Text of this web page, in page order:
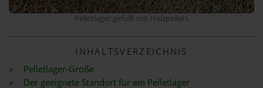
Pelletlager gefüllt mit Holzpellets
INHALTSVERZEICHNIS
Pelletlager-Größe
Der geeignete Standort für ein Pelletlager